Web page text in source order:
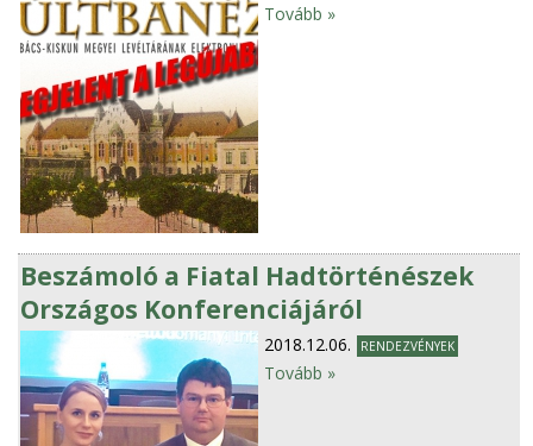
Tovább »
Beszámoló a Fiatal Hadtörténészek
Országos Konferenciájáról
2018.12.06. RENDEZVÉNYEK
Tovább »